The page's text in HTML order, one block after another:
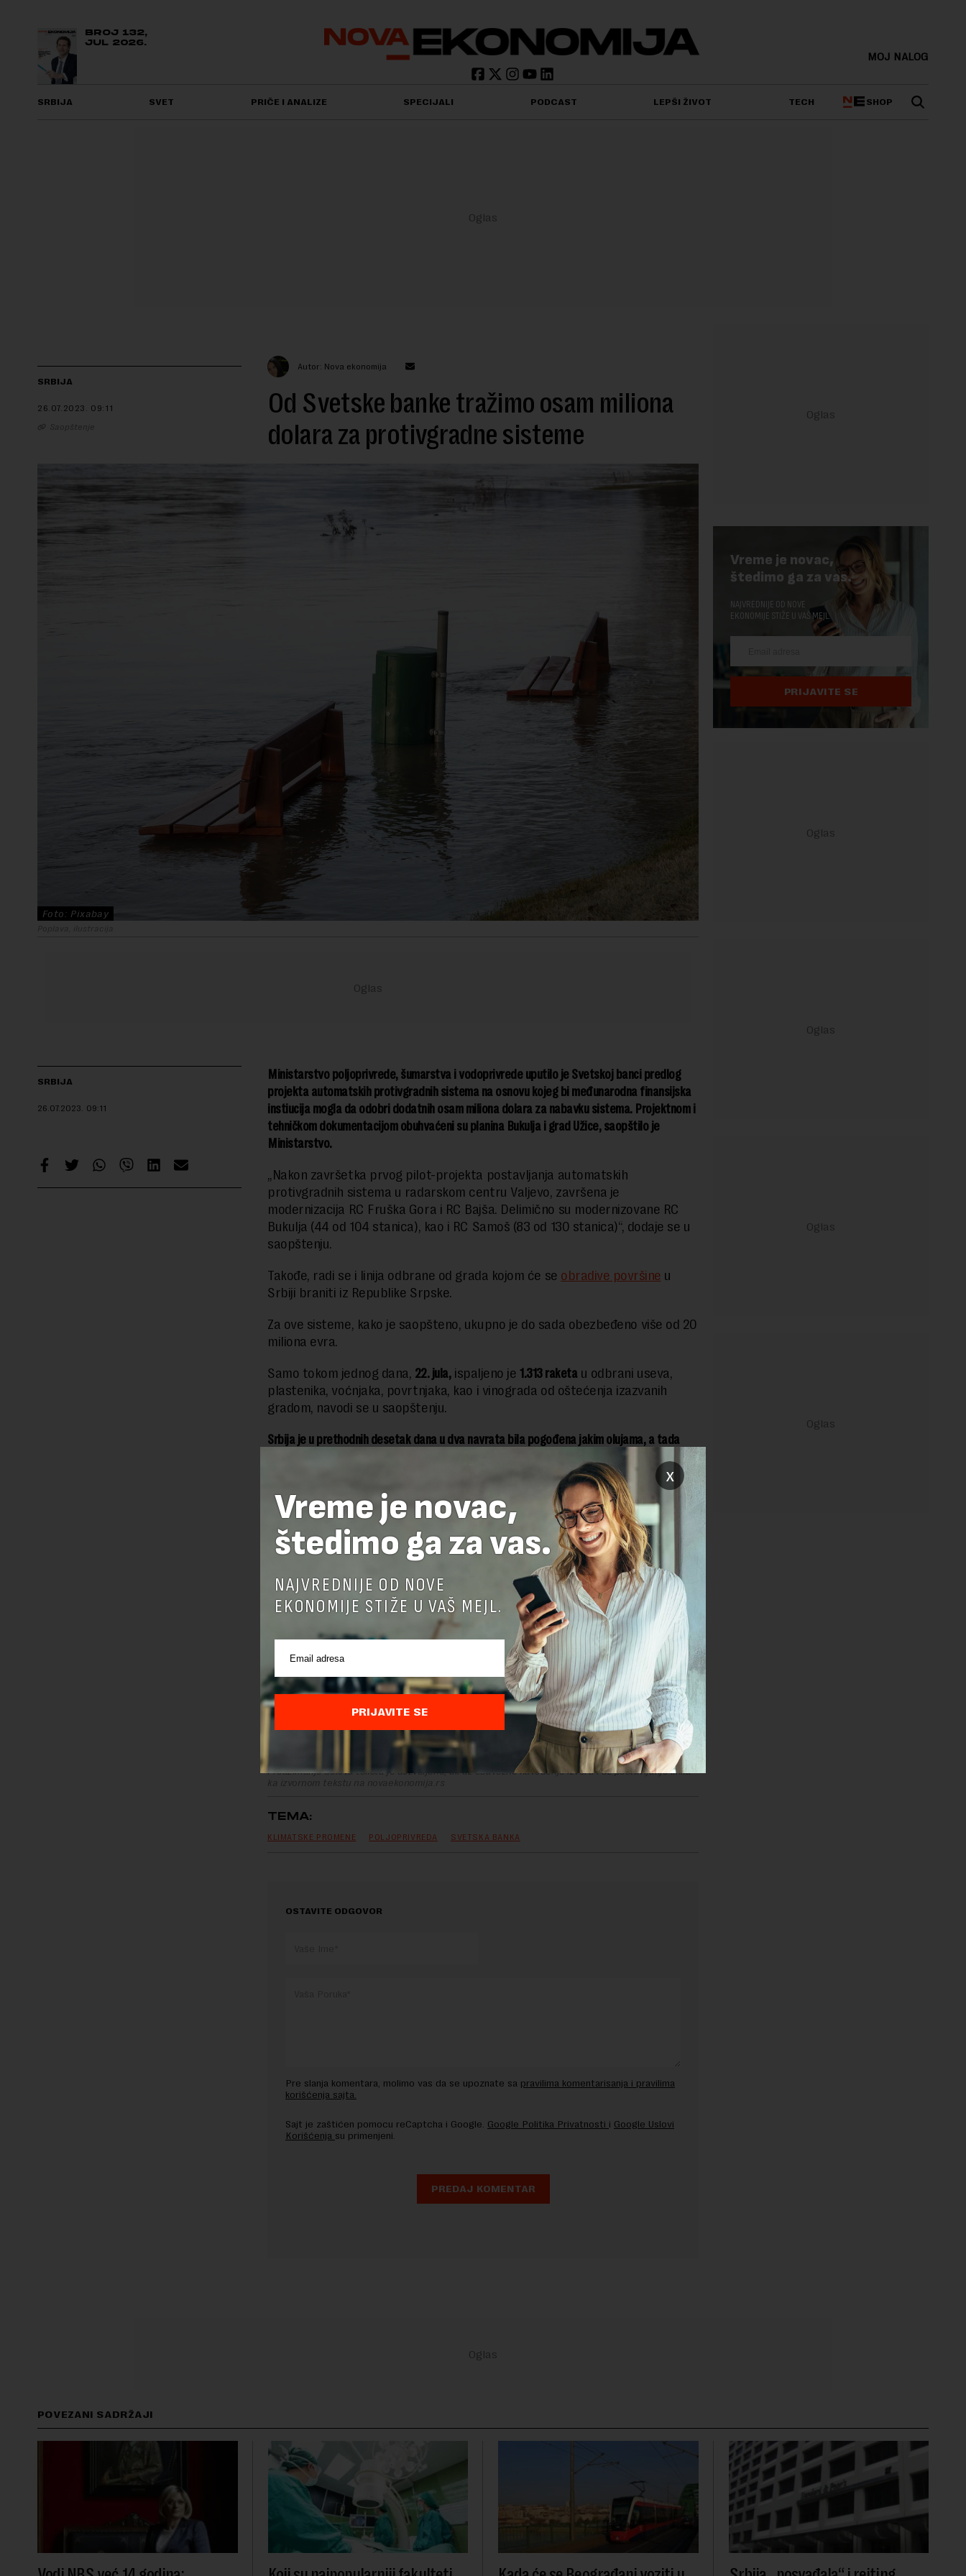
BROJ 132,
JUL 2026.
MOJ NALOG
SRBIJA SVET PRIČE I ANALIZE SPECIJALI PODCAST LEPŠI ŽIVOT TECH SHOP
SRBIJA
26.07.2023. 09:11
Saopštenje
Autor: Nova ekonomija
Od Svetske banke tražimo osam miliona
dolara za protivgradne sisteme
Foto: Pixabay
SRBIJA
26.07.2023. 09:11
Ministarstvo poljoprivrede, šumarstva i vodoprivrede uputilo je Svetskoj banci predlog
projekta automatskih protivgradnih sistema na osnovu kojeg bi međunarodna finansijska
instiucija mogla da odobri dodatnih osam miliona dolara za nabavku sistema. Projektnom i
tehničkom dokumentacijom obuhvaćeni su planina Bukulja i grad Užice, saopštilo je
Ministarstvo.
„Nakon završetka prvog pilot-projekta postavljanja automatskih
protivgradnih sistema u radarskom centru Valjevo, završena je
modernizacija RC Fruška Gora i RC Bajša. Delimično su modernizovane RC
Bukulja (44 od 104 stanica), kao i RC Samoš (83 od 130 stanica)“, dodaje se u
saopštenju.
Takođe, radi se i linija odbrane od grada kojom će se obradive površine u
Srbiji braniti iz Republike Srpske.
Za ove sisteme, kako je saopšteno, ukupno je do sada obezbeđeno više od 20
miliona evra.
Samo tokom jednog dana, 22. jula,ispaljeno je 1.313 raketau odbrani useva,
plastenika, voćnjaka, povrtnjaka, kao i vinograda od oštećenja izazvanih
gradom, navodi se u saopštenju.
Srbija je u prethodnih desetak dana u dva navrata bila pogođena jakim olujama, a tada
Preuzimanje delova teksta je dozvoljeno, ali uz obavezno navođenje izvora i uz postavljanje linka
ka izvornom tekstu na novaekonomija.rs
TEMA:
KLIMATSKE PROMENE POLJOPRIVREDA SVETSKA BANKA
OSTAVITE ODGOVOR
Pre slanja komentara, molimo vas da se upoznate sa pravilima komentarisanja i pravilima
korišćenja sajta.
Sajt je zaštićen pomocu reCaptcha i Google. Google Politika Privatnosti i Google Uslovi
Korišćenja su primenjeni.
Vreme je novac,
štedimo ga za vas.
NAJVREDNIJE OD NOVE
EKONOMIJE STIŽE U VAŠ MEJL.
PRIJAVITE SE
POVEZANI SADRŽAJI
x
Vreme je novac,
štedimo ga za vas.
NAJVREDNIJE OD NOVE
EKONOMIJE STIŽE U VAŠ MEJL.
PRIJAVITE SE